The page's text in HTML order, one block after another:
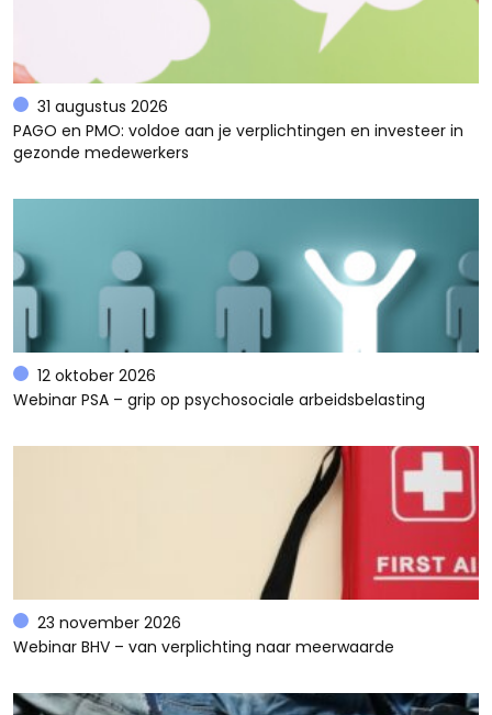
31 augustus 2026
PAGO en PMO: voldoe aan je verplichtingen en investeer in
gezonde medewerkers
12 oktober 2026
Webinar PSA – grip op psychosociale arbeidsbelasting
23 november 2026
Webinar BHV – van verplichting naar meerwaarde